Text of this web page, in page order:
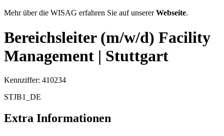
Mehr über die WISAG erfahren Sie auf unsererWebseite.
Bereichsleiter (m/w/d) Facility
Management | Stuttgart
Kennziffer: 410234
STJB1_DE
Extra Informationen